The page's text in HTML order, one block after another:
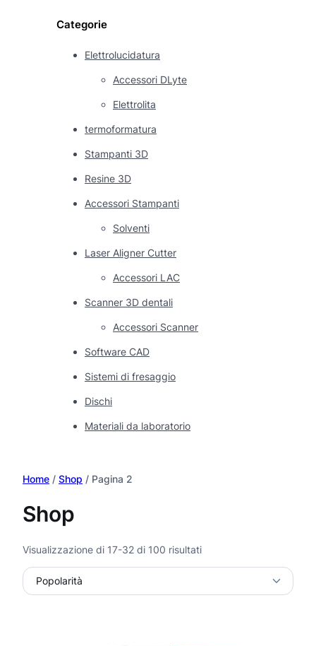
Categorie
Elettrolucidatura
Accessori DLyte
Elettrolita
termoformatura
Stampanti 3D
Resine 3D
Accessori Stampanti
Solventi
Laser Aligner Cutter
Accessori LAC
Scanner 3D dentali
Accessori Scanner
Software CAD
Sistemi di fresaggio
Dischi
Materiali da laboratorio
Home / Shop / Pagina 2
Shop
Visualizzazione di 17-32 di 100 risultatiP
o